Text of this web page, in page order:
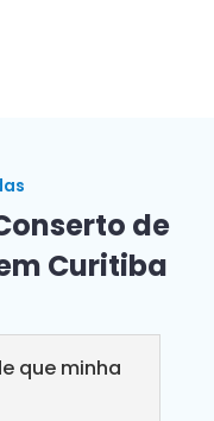
de
Curitiba
que minha